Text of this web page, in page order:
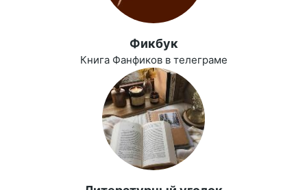
Фикбук
Книга Фанфиков в телеграме